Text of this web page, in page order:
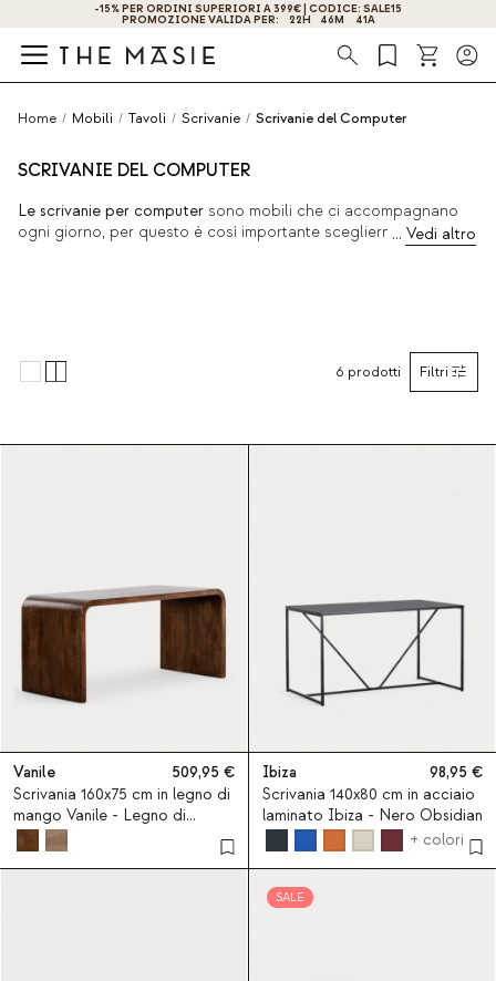
OTTIENI IL -10% DI SCONTO ISCRIVENDOTI ORA!
Ricerca
Home / Mobili / Tavoli / Scrivanie / Scrivanie del Computer
SCRIVANIE DEL COMPUTER
Le scrivanie per computer sono mobili che ci accompagnano
ogni giorno, per questo è così importante sceglierne un
funzionale su misura per la propria casa.
Filtri
6 prodotti
Vanile
509,95
Scrivania 160x75 cm in legno di
mango Vanile - Legno di
Mango Scuro
Ibiza
98,95
Scrivania 140x80 cm in acciaio
laminato Ibiza - Nero Obsidian
+ colori
SALE